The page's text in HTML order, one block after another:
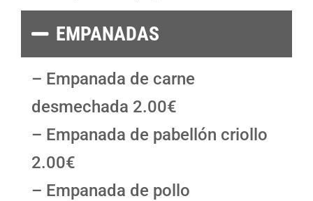
EMPANADAS
– Empanada de carne
desmechada 2.00€
– Empanada de pabellón criollo
2.00€
– Empanada de pollo